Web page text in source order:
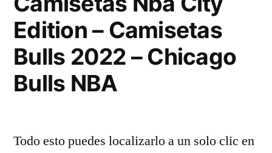
Edition – Camisetas
Bulls 2022 – Chicago
Bulls NBA
Todo esto puedes localizarlo a un solo clic en